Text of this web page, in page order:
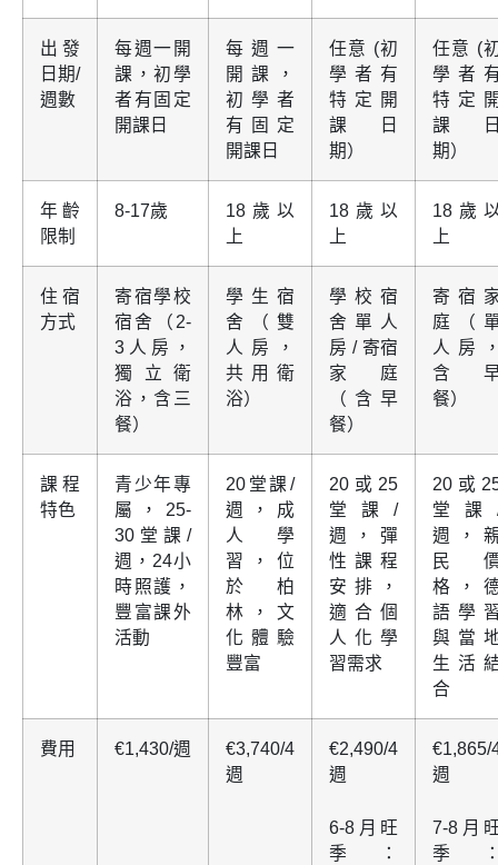
出發
日期/
週數
每週一開
課，初學
者有固定
開課日
每週一
開課，
初學者
有固定
開課日
任意 (初
學者有
特定開
課日
期）
任意 (
學者
特定
課
期）
年齡
限制
8-17歲
18歲以
上
18歲以
上
18歲
上
住宿
方式
寄宿學校
宿舍（2-
3人房，
獨立衛
浴，含三
餐）
學生宿
舍（雙
人房，
共用衛
浴）
學校宿
舍單人
房 / 寄宿
家庭
（含早
餐）
寄宿
庭（
人房
含
餐）
課程
特色
青少年專
屬，25-
30堂課/
週，24小
時照護，
豐富課外
活動
20堂課/
週，成
人學
習，位
於柏
林，文
化體驗
豐富
20或25
堂課/
週，彈
性課程
安排，
適合個
人化學
習需求
20或
堂課
週，
民
格，
語學
與當
生活
合
費用 €1,430/週
€3,740/4
週
€2,490/4
週
6-8月旺
季：
€1,865/
週
7-8月
季